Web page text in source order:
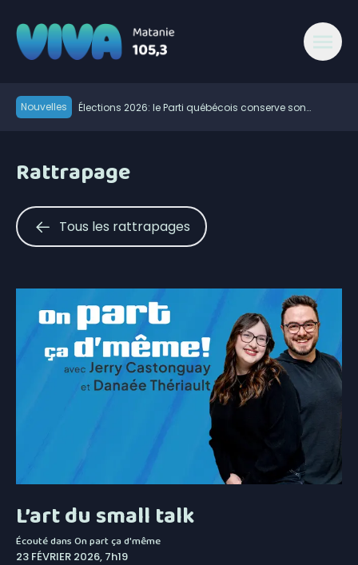
Nouvelles
Élections 2026: le Parti québécois conserve son
de la division masculine de la Ligue de balle de L’Est
Les travaux d’asphaltage reprendront à Saint-Ulric
Tour ce 7 août
Début de la 38e campagne de porte-à-porte de
l’Association du cancer de l’Est du Québec
Rouler entre Saint-Jean-sur-Richelieu et Sayabec
Les expropriés du Parc Forillon réclament leurs biens
900 foyers sont sans électricité à Matane
Rattrapage
Tous les rattrapages
L’art du small talk
Écouté dansOn part ça d'même
23 FÉVRIER 2026, 7h19